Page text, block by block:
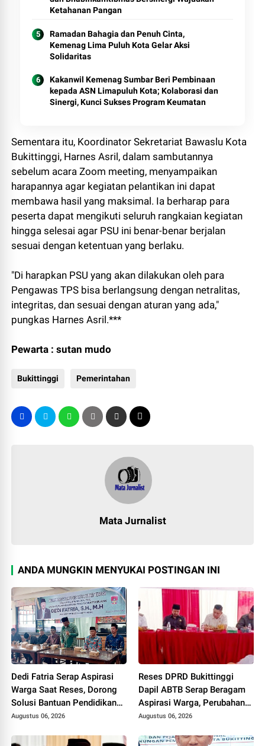
Ketahanan Pangan
Ramadan Bahagia dan Penuh Cinta,
Kemenag Lima Puluh Kota Gelar Aksi
Solidaritas
Kakanwil Kemenag Sumbar Beri Pembinaan
kepada ASN Limapuluh Kota; Kolaborasi dan
Sinergi, Kunci Sukses Program Keumatan
Sementara itu, Koordinator Sekretariat Bawaslu Kota
Bukittinggi, Harnes Asril, dalam sambutannya
sebelum acara Zoom meeting, menyampaikan
harapannya agar kegiatan pelantikan ini dapat
membawa hasil yang maksimal. Ia berharap para
peserta dapat mengikuti seluruh rangkaian kegiatan
hingga selesai agar PSU ini benar-benar berjalan
sesuai dengan ketentuan yang berlaku.
"Di harapkan PSU yang akan dilakukan oleh para
Pengawas TPS bisa berlangsung dengan netralitas,
integritas, dan sesuai dengan aturan yang ada,"
pungkas Harnes Asril.***
Pewarta : sutan mudo
Bukittinggi Pemerintahan
Mata Jurnalist
ANDA MUNGKIN MENYUKAI POSTINGAN INI
Dedi Fatria Serap Aspirasi
Warga Saat Reses, Dorong
Solusi Bantuan Pendidikan
Mahasiswa Melalui Baznas
Augustus 06, 2026
Reses DPRD Bukittinggi
Dapil ABTB Serap Beragam
Aspirasi Warga, Perubahan
Desil hingga Pembangunan
Augustus 06, 2026